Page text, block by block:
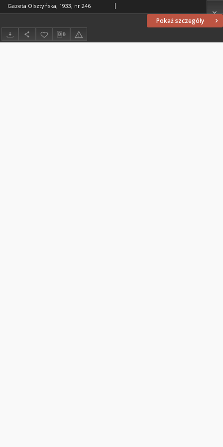
Pokaż szczegóły
Gazeta Olsztyńska, 1933, nr 246